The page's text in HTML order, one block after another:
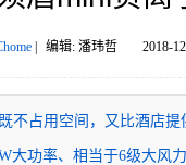
| 编辑: 潘玮哲 2018-
不占用空间，又比酒店
功率、相当于6级大风